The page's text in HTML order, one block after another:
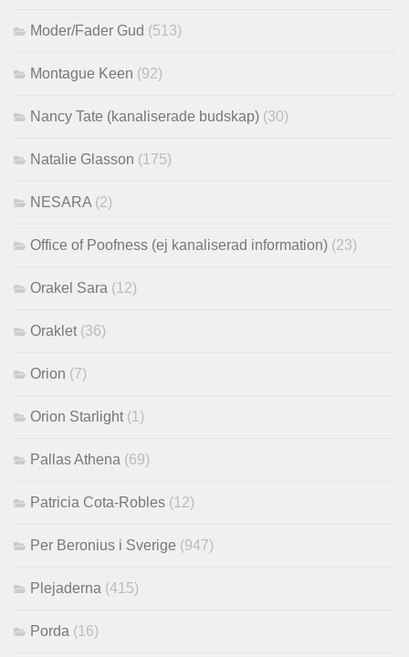
Moder/Fader Gud (513)
Montague Keen (92)
Nancy Tate (kanaliserade budskap) (30)
Natalie Glasson (175)
NESARA (2)
Office of Poofness (ej kanaliserad information) (23)
Orakel Sara (12)
Oraklet (36)
Orion (7)
Orion Starlight (1)
Pallas Athena (69)
Patricia Cota-Robles (12)
Per Beronius i Sverige (947)
Plejaderna (415)
Porda (16)